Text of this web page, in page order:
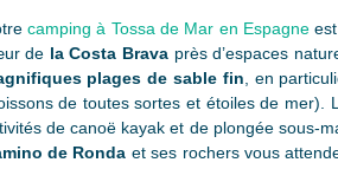
camping à Tossa de Mar en Espagneest
de la Costa Brava près d’espaces
plages de sable fin , en
de toutes sortes et étoiles de mer).
de canoë kayak et de plongée sous-
de Ronda et ses rochers vous